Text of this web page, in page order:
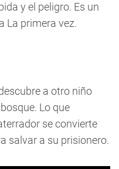
y el peligro. Es un
La primera vez.
a otro niño
Lo que
se convierte
salvar a su prisionero.